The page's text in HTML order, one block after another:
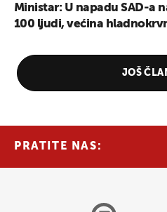
Ministar: U napadu SAD-a
100 ljudi, većina
JOŠ
PRATITE NAS: